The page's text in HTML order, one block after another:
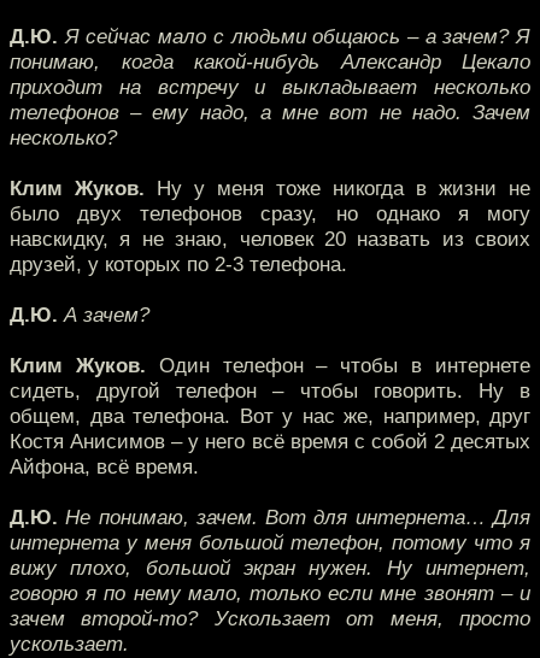
Д.Ю. Я сейчас мало с людьми общаюсь – а зачем? Я
понимаю, когда какой-нибудь Александр Цекало
приходит на встречу и выкладывает несколько
телефонов – ему надо, а мне вот не надо. Зачем
несколько?
Клим Жуков. Ну у меня тоже никогда в жизни не
было двух телефонов сразу, но однако я могу
навскидку, я не знаю, человек 20 назвать из своих
друзей, у которых по 2-3 телефона.
Д.Ю. А зачем?
Клим Жуков. Один телефон – чтобы в интернете
сидеть, другой телефон – чтобы говорить. Ну в
общем, два телефона. Вот у нас же, например, друг
Костя Анисимов – у него всё время с собой 2 десятых
Айфона, всё время.
Д.Ю. Не понимаю, зачем. Вот для интернета… Для
интернета у меня большой телефон, потому что я
вижу плохо, большой экран нужен. Ну интернет,
говорю я по нему мало, только если мне звонят – и
зачем второй-то? Ускользает от меня, просто
ускользает.